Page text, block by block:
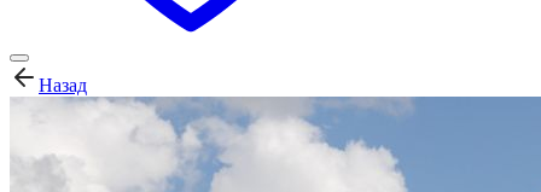
Назад